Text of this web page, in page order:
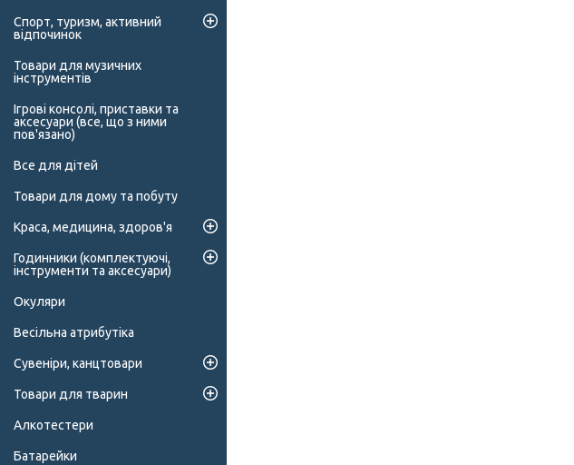
Спорт, туризм, активний
відпочинок
Товари для музичних
інструментів
Ігрові консолі, приставки та
аксесуари (все, що з ними
пов'язано)
Все для дітей
Товари для дому та побуту
Краса, медицина, здоров'я
Годинники (комплектуючі,
інструменти та аксесуари)
Окуляри
Весільна атрибутіка
Сувеніри, канцтовари
Товари для тварин
Алкотестери
Батарейки